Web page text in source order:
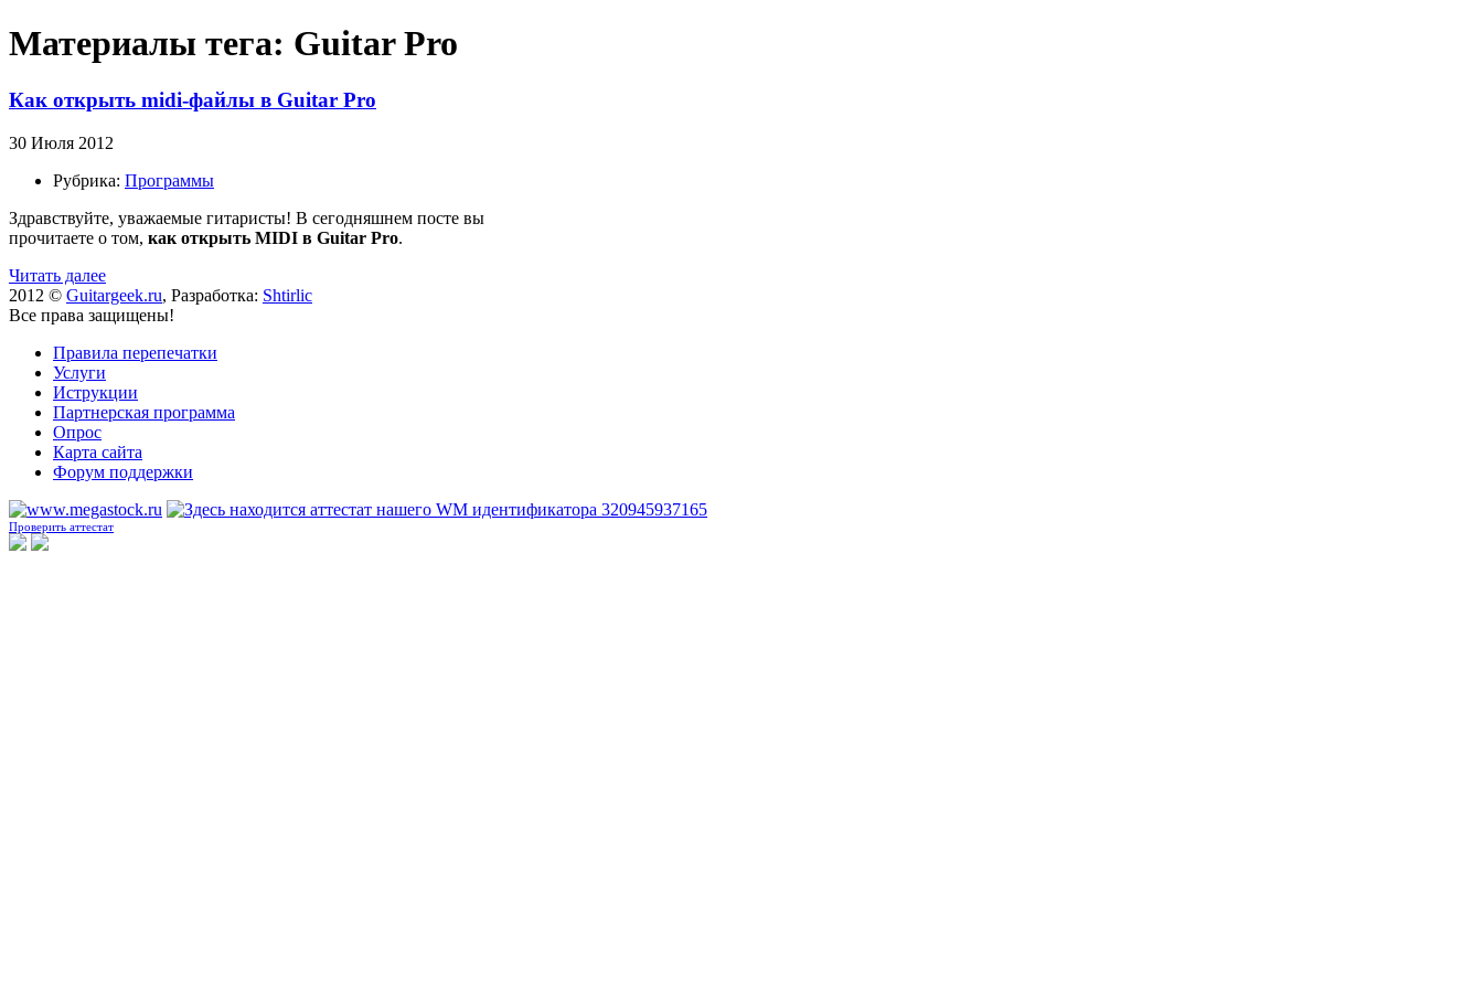
Материалы тега: Guitar Pro
Как открыть midi-файлы в Guitar Pro
30 Июля 2012
Рубрика: Программы
Здравствуйте, уважаемые гитаристы! В сегодняшнем посте вы
прочитаете о том, как открыть MIDI в Guitar Pro.
Читать далее
2012 © Guitargeek.ru, Разработка: Shtirlic
Все права защищены!
Правила перепечатки
Услуги
Иструкции
Партнерская программа
Опрос
Карта сайта
Форум поддержки
Проверить аттестат